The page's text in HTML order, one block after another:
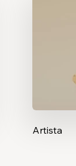
Artista